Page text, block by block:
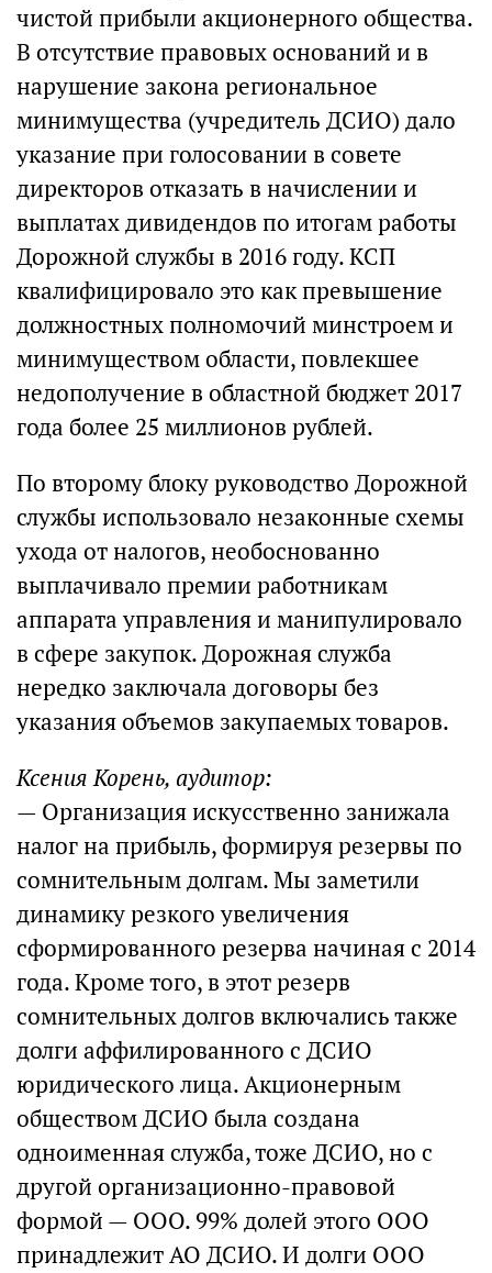
чистой прибыли акционерного общества.
В отсутствие правовых оснований и в
нарушение закона региональное
минимущества (учредитель ДСИО) дало
указание при голосовании в совете
директоров отказать в начислении и
выплатах дивидендов по итогам работы
Дорожной службы в 2016 году. КСП
квалифицировало это как превышение
должностных полномочий минстроем и
минимуществом области, повлекшее
недополучение в областной бюджет 2017
года более 25 миллионов рублей.
По второму блоку руководство Дорожной
службы использовало незаконные схемы
ухода от налогов, необоснованно
выплачивало премии работникам
аппарата управления и манипулировало
в сфере закупок. Дорожная служба
нередко заключала договоры без
указания объемов закупаемых товаров.
Ксения Корень, аудитор:
— Организация искусственно занижала
налог на прибыль, формируя резервы по
сомнительным долгам. Мы заметили
динамику резкого увеличения
сформированного резерва начиная с 2014
года. Кроме того, в этот резерв
сомнительных долгов включались также
долги аффилированного с ДСИО
юридического лица. Акционерным
обществом ДСИО была создана
одноименная служба, тоже ДСИО, но с
другой организационно-правовой
формой — ООО. 99% долей этого ООО
принадлежит АО ДСИО. И долги ООО